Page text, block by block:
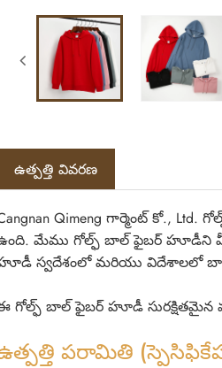
ఉత్పత్తి వివరణ
Qimeng గార్మెంట్ కో.,
మేము గోల్ఫ్ బాల్ ఫైబర్ హూడీని మీ
స్వదేశంలో మరియు విదేశాలలో బాగా
గోల్ఫ్ బాల్ ఫైబర్ హూడీ సురక్షితమైన
పరామితి